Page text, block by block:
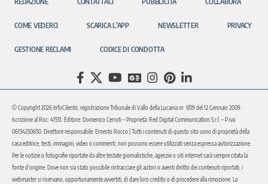
COME VEDERCI SCARICA L’APP NEWSLETTER PRIVACY
GESTIONE RECLAMI CODICE DI CONDOTTA
© Copyright 2026 InfoCilento, registrazione Tribunale di Vallo della Lucania nr. 1/09 del 12 Gennaio 2009.
Iscrizione al Roc: 41551. Editore: Domenico Cerruti – Proprietà: Red Digital Communication S.r.l. – P.iva
06134250650. Direttore responsabile: Ernesto Rocco | Tutti i contenuti di questo sito sono di proprietà della
casa editrice, testi, immagini, video o commenti, non possono essere utilizzati senza espressa autorizzazione.
Per le notizie o fotografie riportate da altre testate giornalistiche, agenzie o siti internet sarà sempre citata la
fonte d’origine. Dove non sia stato possibile rintracciare gli autori o aventi diritto dei contenuti riportati, i
webmaster si riservano, opportunamente avvertiti, di dare loro credito o di procedere alla rimozione. La